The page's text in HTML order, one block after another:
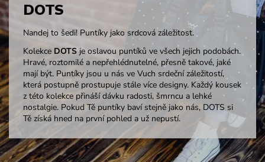
DOTS
Nandej to šedi! Puntíky jako srdcová záležitost.
Kolekce DOTS je oslavou puntíků ve všech jejich podobách.
Hravé, roztomilé a nepřehlédnutelné, přesně takové, jaké
mají být. Puntíky jsou u nás ve Vuch srdeční záležitostí,
která postupně prostupuje stále více designy. Každý kousek
z této kolekce přináší dávku radosti, šmrncu a lehké
nostalgie. Pokud Tě puntíky baví stejně jako nás, DOTS si
Tě získá hned na první pohled a už nepustí.